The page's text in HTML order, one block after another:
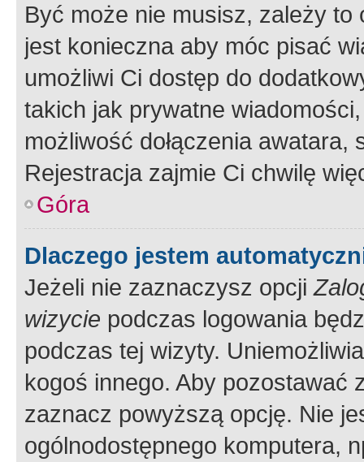
Być może nie musisz, zależy
jest konieczna aby móc pisać
umożliwi Ci dostęp do
takich jak prywatne
możliwość dołączenia
Rejestracja zajmie Ci chwilę
Góra
Dlaczego jestem
Jeżeli nie zaznaczysz opcji
wizycie podczas logowania
podczas tej wizyty.
kogoś innego. Aby pozostawać
zaznacz powyższą opcję. Nie
ogólnodostępnego komputera,